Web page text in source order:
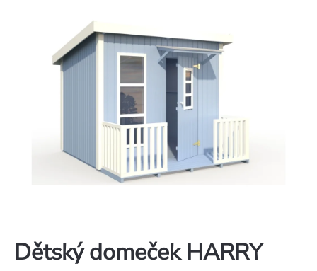
Dětský domeček HARRY